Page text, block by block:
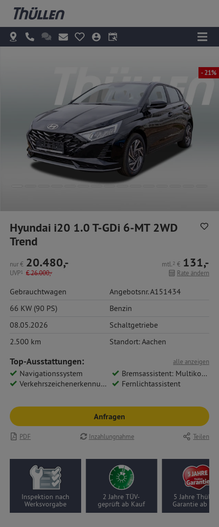
- 21%
Hyundai i20 1.0 T-GDi 6-MT 2WD
Trend
nur€ 20.480,-
UVP1 €26.000,-
mtl.2 € 131,-
Rate ändern
Gebrauchtwagen
Angebotsnr. A151434
66 KW (90 PS)
Benzin
08.05.2026
Schaltgetriebe
2.500 km
Standort: Aachen
alle anzeigen
Top-Ausstattungen:
Navigationssystem
Bremsassistent: Multikollisionsbremse
Verkehrszeichenerkennung
Fernlichtassistent
Anfragen
PDF Inzahlungnahme Teilen
nach
2 Jahre TÜV-
geprüft ab Kauf
5 Jahre Thüllen-
Garantie ab Kauf